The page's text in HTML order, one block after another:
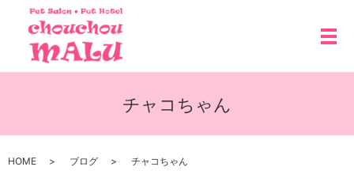
メ
チャコちゃん
HOME ブログ チャコちゃん